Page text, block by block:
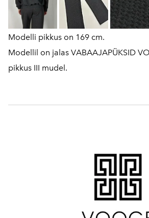
Modelli pikkus on 169 cm.
Modellil on jalas VABAAJAPÜKSID
pikkus III mudel.